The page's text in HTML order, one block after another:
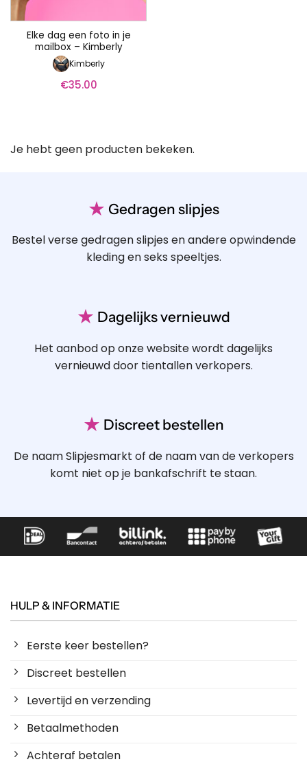
Elke dag een foto in je
mailbox – Kimberly
Kimberly
€35.00
Je hebt geen producten bekeken.
★ Gedragen slipjes
Bestel verse gedragen slipjes en andere opwindende
kleding en seks speeltjes.
★ Dagelijks vernieuwd
Het aanbod op onze website wordt dagelijks
vernieuwd door tientallen verkopers.
★ Discreet bestellen
De naam Slipjesmarkt of de naam van de verkopers
komt niet op je bankafschrift te staan.
HULP & INFORMATIE
Eerste keer bestellen?
Discreet bestellen
Levertijd en verzending
Betaalmethoden
Achteraf betalen